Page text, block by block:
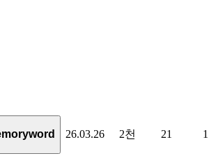
26.03.26 2천 21 1